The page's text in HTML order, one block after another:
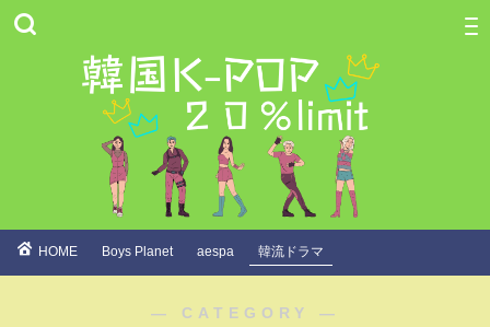
HOME Boys Planet aespa 韓流ドラマ
― CATEGORY ―